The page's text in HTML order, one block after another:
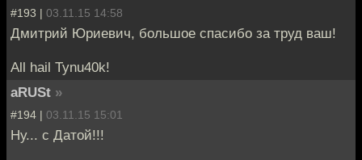
#193 | 03.11.15 14:58
Дмитрий Юриевич, большое спасибо за труд ваш!
All hail Tynu40k!
aRUSt »
#194 | 03.11.15 15:01
Ну... с Датой!!!